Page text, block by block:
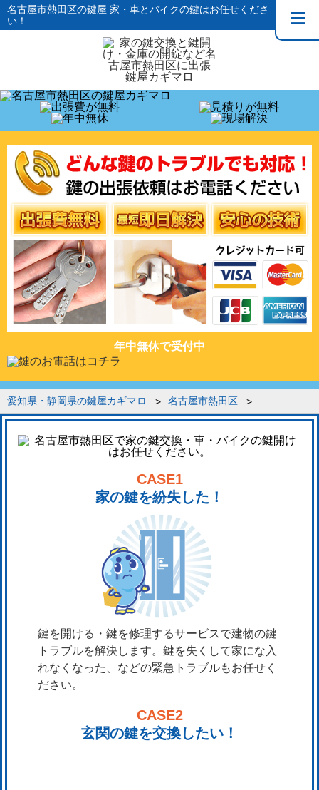
名古屋市熱田区の鍵屋 家・車とバイクの鍵はお任せくださ
い！
年中無休で受付中
愛知県・静岡県の鍵屋カギマロ 名古屋市熱田区
CASE1
家の鍵を紛失した！
鍵を開ける・鍵を修理するサービスで建物の鍵
トラブルを解決します。鍵を失くして家にな入
れなくなった、などの緊急トラブルもお任せく
ださい。
CASE2
玄関の鍵を交換したい！